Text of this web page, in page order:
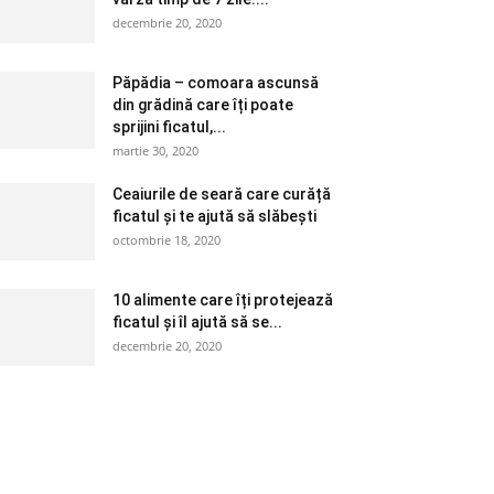
decembrie 20, 2020
Păpădia – comoara ascunsă
din grădină care îți poate
sprijini ficatul,...
martie 30, 2020
Ceaiurile de seară care curăță
ficatul și te ajută să slăbești
octombrie 18, 2020
10 alimente care îți protejează
ficatul și îl ajută să se...
decembrie 20, 2020